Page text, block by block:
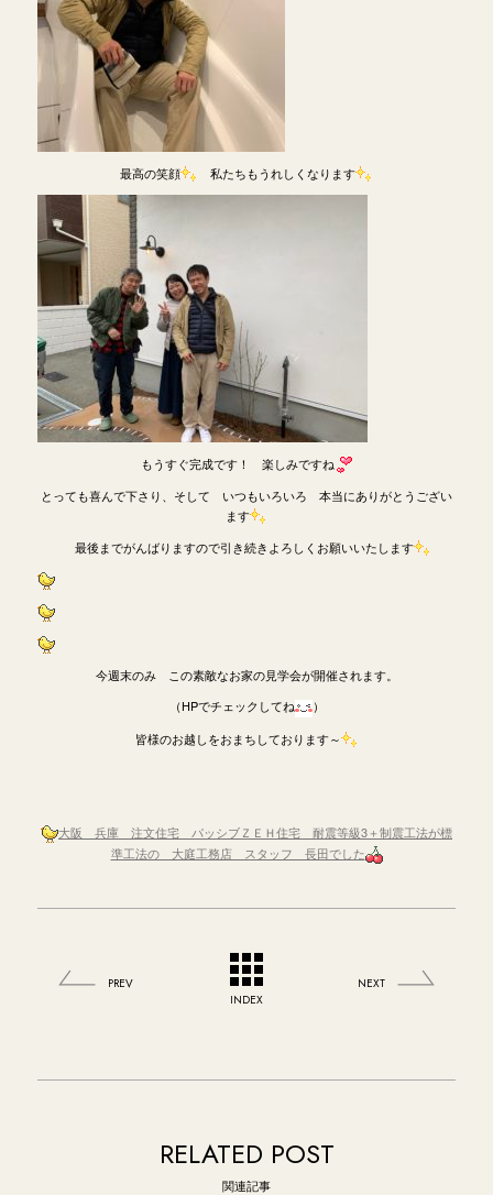
最高の笑顔 私たちもうれしくなります
もうすぐ完成です！ 楽しみですね
とっても喜んで下さり、そして いつもいろいろ 本当にありがとうござい
ます
最後までがんばりますので引き続きよろしくお願いいたします
今週末のみ この素敵なお家の見学会が開催されます。
（HPでチェックしてね
）
皆様のお越しをおまちしております～
大阪 兵庫 注文住宅 パッシブＺＥＨ住宅 耐震等級3＋制震工法が標
準工法の 大庭工務店 スタッフ 長田でした
PREV
INDEX
NEXT
RELATED POST
関連記事